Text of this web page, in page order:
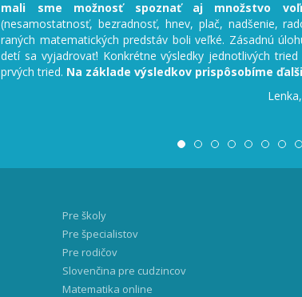
mali sme možnosť spoznať aj množstvo
(nesamostatnosť, bezradnosť, hnev, plač, nadšenie,
raných matematických predstáv boli veľké. Zásadnú
detí sa vyjadrovať! Konkrétne výsledky jednotlivých
prvých tried. Na základe výsledkov prispôsobíme
Pre školy
Pre špecialistov
Pre rodičov
Slovenčina pre cudzincov
Matematika online